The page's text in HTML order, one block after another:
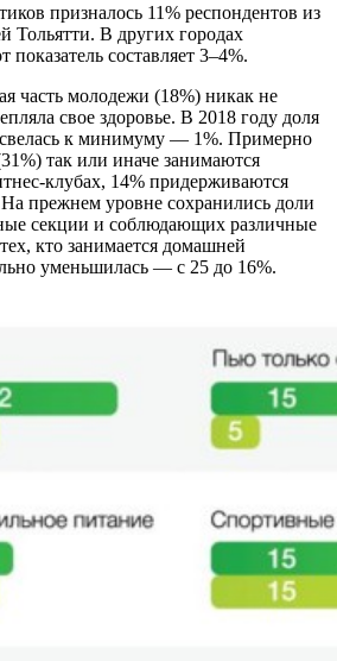
призналось 11% респондентов из
Тольятти. В других городах
показатель составляет 3–4%.
часть молодежи (18%) никак не
свое здоровье. В 2018 году доля
к минимуму — 1%. Примерно
так или иначе занимаются
клубах, 14% придерживаются
прежнем уровне сохранились доли
секции и соблюдающих различные
кто занимается домашней
уменьшилась — с 25 до 16%.